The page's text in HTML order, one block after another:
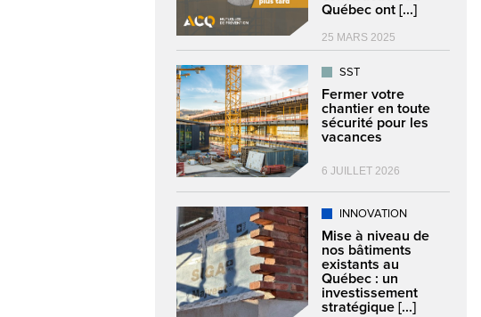
Québec ont [...]
25 MARS 2025
SST
Fermer votre
chantier en toute
sécurité pour les
vacances
6 JUILLET 2026
INNOVATION
Mise à niveau de
nos bâtiments
existants au
Québec : un
investissement
stratégique [...]